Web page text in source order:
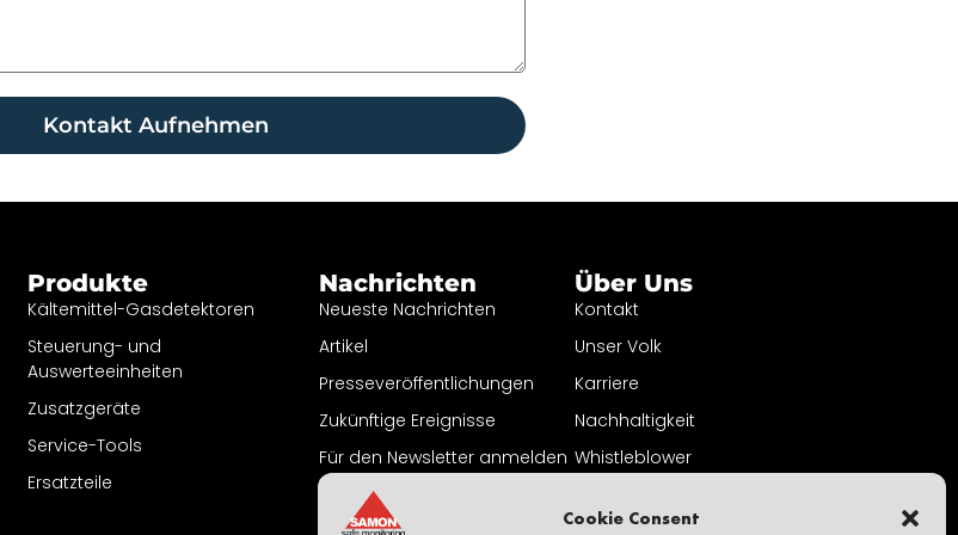
Cookie Consent
Kontakt Aufnehmen
Produkte
Kältemittel-Gasdetektoren
Steuerung- und
Auswerteeinheiten
Zusatzgeräte
Service-Tools
Ersatzteile
Nachrichten
Neueste Nachrichten
Artikel
Presseveröffentlichungen
Zukünftige Ereignisse
Für den Newsletter anmelden
Über Uns
Kontakt
Unser Volk
Karriere
Nachhaltigkeit
Whistleblower
Teil von